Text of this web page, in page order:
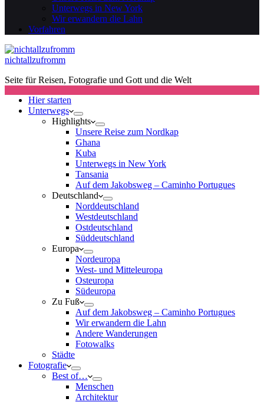
Unterwegs in New York
Wir erwandern die Lahn
Vorfahren
nichtallzufromm
Seite für Reisen, Fotografie und Gott und die Welt
Hier starten
Unterwegs
Highlights
Unsere Reise zum Nordkap
Ghana
Kuba
Unterwegs in New York
Tansania
Auf dem Jakobsweg – Caminho Portugues
Deutschland
Norddeutschland
Westdeutschland
Ostdeutschland
Süddeutschland
Europa
Nordeuropa
West- und Mitteleuropa
Osteuropa
Südeuropa
Zu Fuß
Auf dem Jakobsweg – Caminho Portugues
Wir erwandern die Lahn
Andere Wanderungen
Fotowalks
Städte
Fotografie
Best of…
Menschen
Architektur